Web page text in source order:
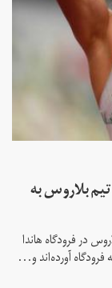
بلاروس به
در فرودگاه هاندا
آورده‌اند و...